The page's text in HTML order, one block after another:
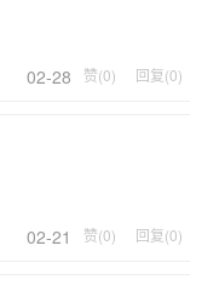
02-28
赞(0) 回复(0)
02-21
赞(0) 回复(0)